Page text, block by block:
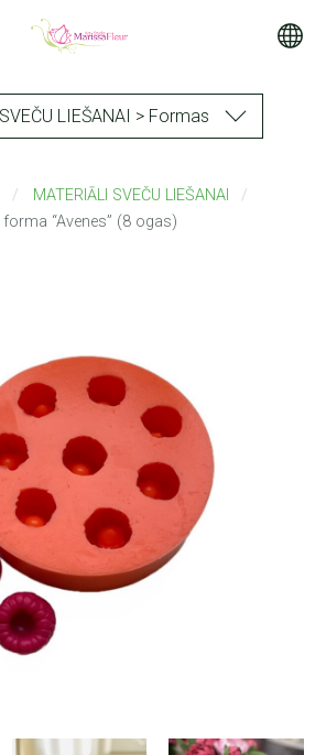
LIEŠANAI > Formas
MATERIĀLI SVEČU LIEŠANAI
“Avenes” (8 ogas)